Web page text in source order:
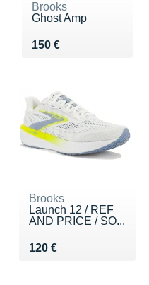
Brooks
Ghost Amp
150 €
Vendu 150 €
Brooks
Launch 12 / REF
AND PRICE / SO...
120 €
Vendu 120 €